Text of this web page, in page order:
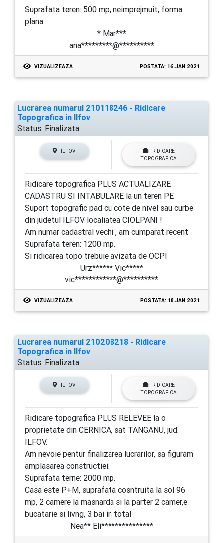
Suprafata teren: 500 mp, neimprejmuit, forma
plana.
* Mar***
ana*********@**********
VIZUALIZEAZA POSTATA: 16.JAN.2021
Lucrarea numarul 210118246 - Ridicare
Topografica in Ilfov
Status: Finalizata
ILFOV
RIDICARE
TOPOGRAFICA
Ridicare topografica PLUS ACTUALIZARE
CADASTRU SI INTABULARE la un teren PE
Suport topografic pad cu cote de nivel sau curbe
din judetul ILFOV localiatea CIOLPANI !
Am numar cadastral vechi , am cumparat recent
Suprafata teren: 1200 mp.
Si ridicarea topo trebuie avizata de OCPI
Urz****** Vic*****
vic************@**********
VIZUALIZEAZA POSTATA: 18.JAN.2021
Lucrarea numarul 210208218 - Ridicare
Topografica in Ilfov
Status: Finalizata
ILFOV
RIDICARE
TOPOGRAFICA
Ridicare topografica PLUS RELEVEE la o
proprietate din CERNICA, sat TANGANU, jud.
ILFOV.
Am nevoie pentur finalizarea lucrarilor, sa figuram
amplasarea constructiei.
Suprafata terne: 2000 mp.
Casa este P+M, suprafata cosntruita la sol 96
mp, 2 camere la masnarda si la parter 2 camer,e
bucatarie si livng, 3 bai in total
Nea** Eli***************